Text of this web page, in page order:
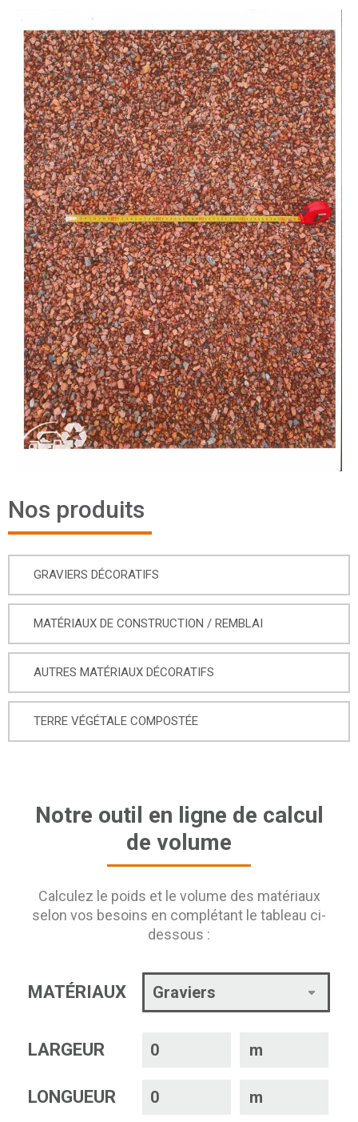
Nos produits
GRAVIERS DÉCORATIFS
MATÉRIAUX DE CONSTRUCTION / REMBLAI
AUTRES MATÉRIAUX DÉCORATIFS
TERRE VÉGÉTALE COMPOSTÉE
Notre outil en ligne de calcul
de volume
Calculez le poids et le volume des matériaux
selon vos besoins en complétant le tableau ci-
dessous :
MATÉRIAUX
LARGEUR m
LONGUEUR m